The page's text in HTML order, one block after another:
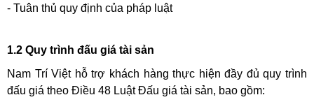
- Tuân thủ quy định của pháp luật
1.2 Quy trình đấu giá tài sản
Nam Trí Việt hỗ trợ khách hàng thực hiện đầy đủ quy trình
đấu giá theo Điều 48 Luật Đấu giá tài sản, bao gồm: